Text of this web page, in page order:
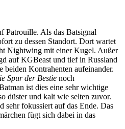
Patrouille. Als das Batsignal
zu dessen Standort. Dort wartet
Nightwing mit einer Kugel. Außer
auf KGBeast und tief in Russland
Kontrahenten aufeinander.
Spur der Bestie noch
ist dies eine sehr wichtige
düster und kalt wie selten zuvor.
sehr fokussiert auf das Ende. Das
fügt sich dabei in das